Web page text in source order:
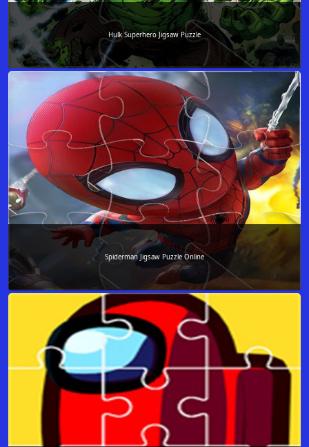
Hulk Superhero Jigsaw Puzzle
Spiderman Jigsaw Puzzle Online